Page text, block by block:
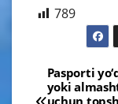
789
Pasporti
yoki